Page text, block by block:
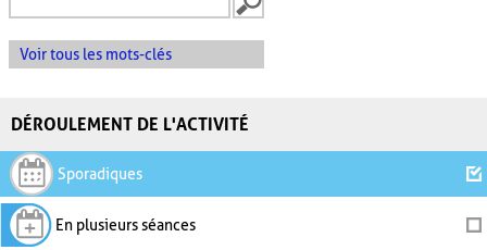
Voir tous les mots-clés
DÉROULEMENT DE L'ACTIVITÉ
Sporadiques
En plusieurs séances